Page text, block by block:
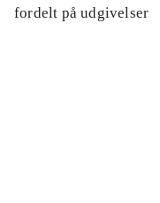
fordelt på udgivelser